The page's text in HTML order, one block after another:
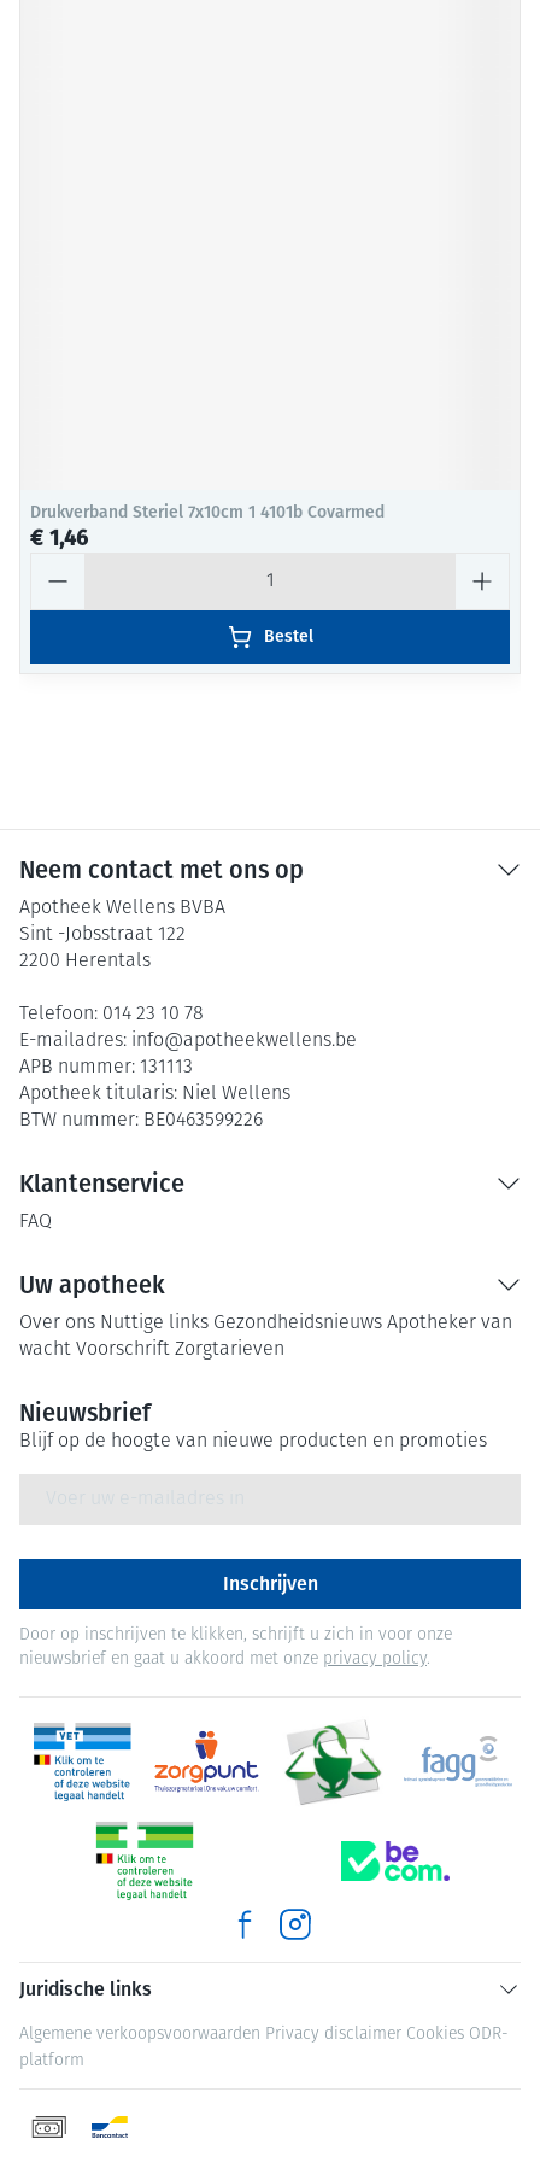
Drukverband Steriel 7x10cm 1 4101b Covarmed
€ 1,46
Bestel
Neem contact met ons op
Apotheek Wellens BVBA
Sint -Jobsstraat 122
2200 Herentals
Telefoon: 014 23 10 78
E-mailadres: info@apotheekwellens.be
APB nummer: 131113
Apotheek titularis: Niel Wellens
BTW nummer: BE0463599226
Klantenservice
FAQ
Uw apotheek
Over ons Nuttige links Gezondheidsnieuws Apotheker van
wacht Voorschrift Zorgtarieven
Nieuwsbrief
Blijf op de hoogte van nieuwe producten en promoties
Inschrijven
Door op inschrijven te klikken, schrijft u zich in voor onze
nieuwsbrief en gaat u akkoord met onze privacy policy.
Juridische links
Algemene verkoopsvoorwaarden Privacy disclaimer Cookies ODR-
platform